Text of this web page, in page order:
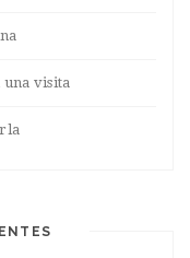
una visita